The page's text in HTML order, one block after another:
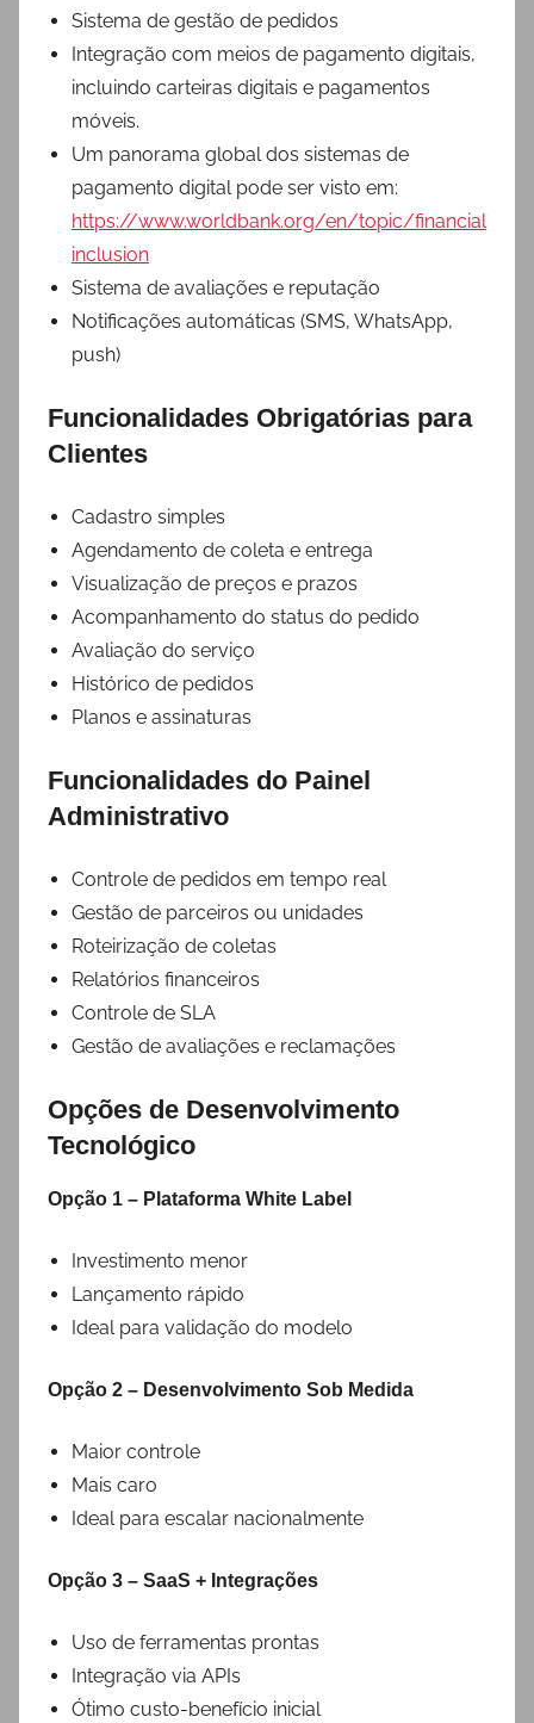
Sistema de gestão de pedidos
Integração com meios de pagamento digitais,
incluindo carteiras digitais e pagamentos
móveis.
Um panorama global dos sistemas de
pagamento digital pode ser visto em:
https://www.worldbank.org/en/topic/financial
inclusion
Sistema de avaliações e reputação
Notificações automáticas (SMS, WhatsApp,
push)
Funcionalidades Obrigatórias para
Clientes
Cadastro simples
Agendamento de coleta e entrega
Visualização de preços e prazos
Acompanhamento do status do pedido
Avaliação do serviço
Histórico de pedidos
Planos e assinaturas
Funcionalidades do Painel
Administrativo
Controle de pedidos em tempo real
Gestão de parceiros ou unidades
Roteirização de coletas
Relatórios financeiros
Controle de SLA
Gestão de avaliações e reclamações
Opções de Desenvolvimento
Tecnológico
Opção 1 – Plataforma White Label
Investimento menor
Lançamento rápido
Ideal para validação do modelo
Opção 2 – Desenvolvimento Sob Medida
Maior controle
Mais caro
Ideal para escalar nacionalmente
Opção 3 – SaaS + Integrações
Uso de ferramentas prontas
Integração via APIs
Ótimo custo-benefício inicial